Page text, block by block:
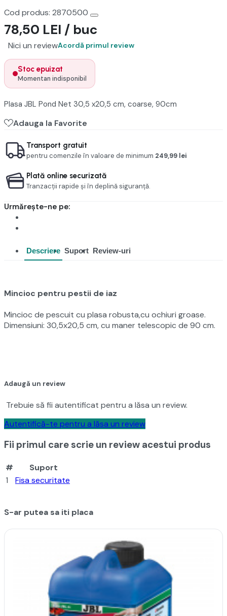
Cod produs: 2870500
78,50 LEI / buc
Nici un reviewAcordă primul review
Stoc epuizat
Momentan indisponibil
Plasa JBL Pond Net 30,5 x20,5 cm, coarse, 90cm
Adauga la Favorite
Transport gratuit
pentru comenzile în valoare de minimum 249,99 lei
Plată online securizată
Tranzacții rapide și în deplină siguranță.
Urmărește-ne pe:
Descriere Suport Review-uri
Mincioc pentru pestii de iaz
Mincioc de pescuit cu plasa robusta,cu ochiuri groase.
Dimensiuni: 30,5x20,5 cm, cu maner telescopic de 90 cm.
Adaugă un review
Trebuie să fii autentificat pentru a lăsa un review.
Autentifică-te pentru a lăsa un review
Fii primul care scrie un review acestui produs
#
Suport
1
Fisa securitate
S-ar putea sa iti placa